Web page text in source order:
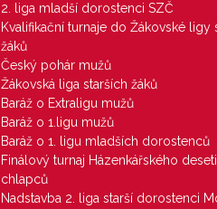
2. liga mladší dorostenci SZČ
Kvalifikační turnaje do Žákovské ligy
žáků
Český pohár mužů
Žákovská liga starších žáků
Baráž o Extraligu mužů
Baráž o 1.ligu mužů
Baráž o 1. ligu mladších dorostenců
Finálový turnaj Házenkářského
chlapců
Nadstavba 2. liga starší dorostenci